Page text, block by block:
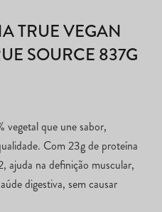
TRUE VEGAN
SOURCE 837G
vegetal que une sabor,
Com 23g de proteína
ajuda na definição muscular,
digestiva, sem causar